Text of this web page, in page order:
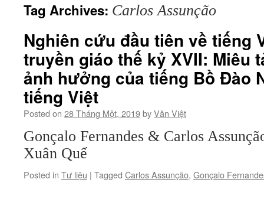
Tag Archives: Carlos Assunção
Nghiên cứu đầu tiên về tiếng
truyền giáo thế kỷ XVII: Miêu
ảnh hưởng của tiếng Bồ Đào
tiếng Việt
Posted on 28 Tháng Một, 2019byVăn Việt
Gonçalo Fernandes & Carlos
Xuân Quế
Posted in Tư liệu | Tagged Carlos Assunção, Gonçalo